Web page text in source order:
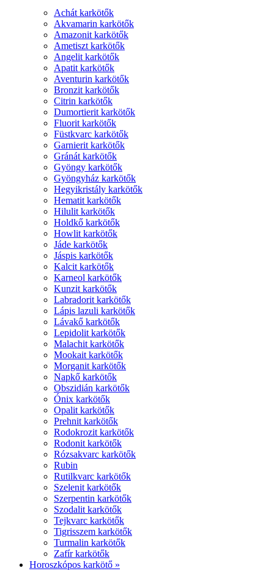
Achát karkötők
Akvamarin karkötők
Amazonit karkötők
Ametiszt karkötők
Angelit karkötők
Apatit karkötők
Aventurin karkötők
Bronzit karkötők
Citrin karkötők
Dumortierit karkötők
Fluorit karkötők
Füstkvarc karkötők
Garnierit karkötők
Gránát karkötők
Gyöngy karkötők
Gyöngyház karkötők
Hegyikristály karkötők
Hematit karkötők
Hilulit karkötők
Holdkő karkötők
Howlit karkötők
Jáde karkötők
Jáspis karkötők
Kalcit karkötők
Karneol karkötők
Kunzit karkötők
Labradorit karkötők
Lápis lazuli karkötők
Lávakő karkötők
Lepidolit karkötők
Malachit karkötők
Mookait karkötők
Morganit karkötők
Napkő karkötők
Obszidián karkötők
Ónix karkötők
Opalit karkötők
Prehnit karkötők
Rodokrozit karkötők
Rodonit karkötők
Rózsakvarc karkötők
Rubin
Rutilkvarc karkötők
Szelenit karkötők
Szerpentin karkötők
Szodalit karkötők
Tejkvarc karkötők
Tigrisszem karkötők
Turmalin karkötők
Zafír karkötők
Horoszkópos karkötő »